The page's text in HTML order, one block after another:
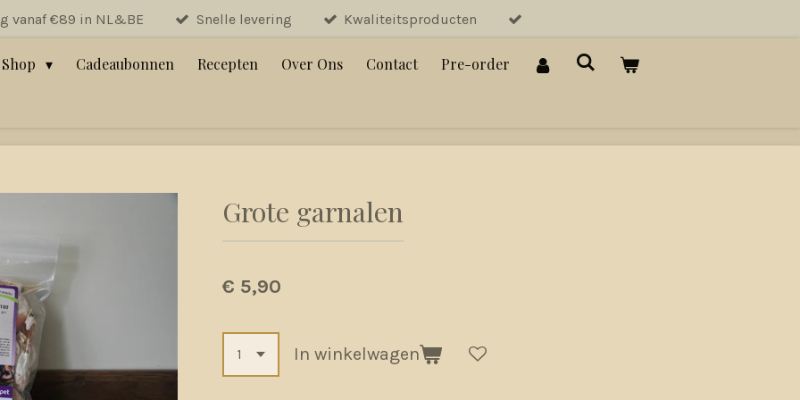
vanaf €89 in NL&BE Snelle levering Kwaliteitsproducten
Shop Cadeaubonnen Recepten Over Ons Contact Pre-order
Grote garnalen
€ 5,90
In winkelwagen